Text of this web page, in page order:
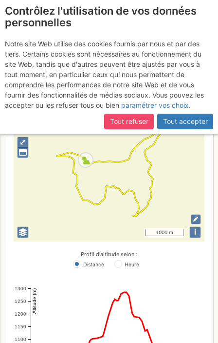
Monte Bolettone : Giro
del Bolettone
Lundi 13 mars 2017
Italia Alpi Lepontine Orientali Provincia di Como
⤢
1000 m i
Profil d'altitude selon :
Distance Heure
1100
1150
1200
1250
1300 Altitude (m)
Contrôlez l'utilisation de vos données
personnelles
Notre site Web utilise des cookies fournis par nous et par des
tiers. Certains cookies sont nécessaires au fonctionnement du
site Web, tandis que d'autres peuvent être ajustés par vous à
tout moment, en particulier ceux qui nous permettent de
comprendre les performances de notre site Web et de vous
fournir des fonctionnalités de médias sociaux. Vous pouvez les
accepter ou les refuser tous ou bien paramétrer vos choix.
Tout refuser
Tout accepter